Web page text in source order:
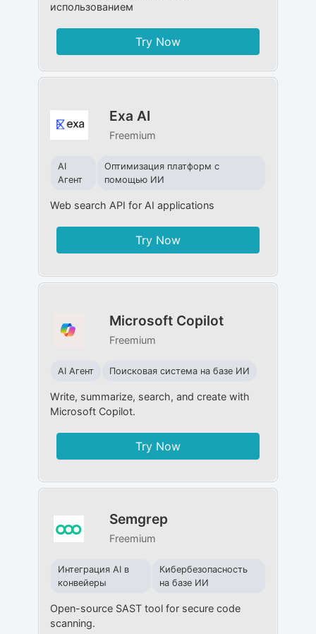
использованием
Try Now
Exa AI
Freemium
AI
Агент
Оптимизация платформ с
помощью ИИ
Web search API for AI applications
Try Now
Microsoft Copilot
Freemium
AI Агент Поисковая система на базе ИИ
Write, summarize, search, and create with
Microsoft Copilot.
Try Now
Semgrep
Freemium
Интеграция AI в
конвейеры
Кибербезопасность
на базе ИИ
Open-source SAST tool for secure code
scanning.